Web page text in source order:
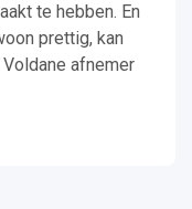
te hebben. En
prettig, kan
afnemer